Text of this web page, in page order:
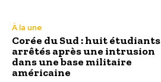
À la une
Corée du Sud : huit étudiants
arrêtés après une intrusion
dans une base militaire
américaine